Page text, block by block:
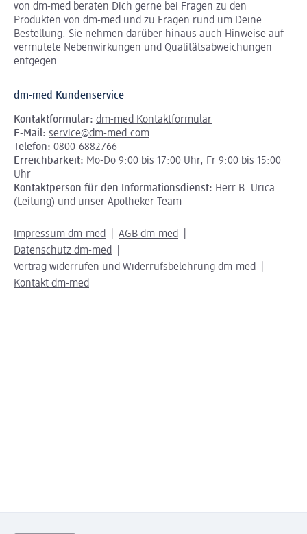
von dm-med beraten Dich gerne bei Fragen zu den
Produkten von dm-med und zu Fragen rund um Deine
Bestellung. Sie nehmen darüber hinaus auch Hinweise auf
vermutete Nebenwirkungen und Qualitätsabweichungen
entgegen.
dm-med Kundenservice
Kontaktformular: dm-med Kontaktformular
E-Mail: service@dm-med.com
Telefon: 0800-6882766
Erreichbarkeit: Mo-Do 9:00 bis 17:00 Uhr, Fr 9:00 bis 15:00
Uhr
Kontaktperson für den Informationsdienst: Herr B. Urica
(Leitung) und unser Apotheker-Team
Impressum dm-med
AGB dm-med
Datenschutz dm-med
Vertrag widerrufen und Widerrufsbelehrung dm-med
Kontakt dm-med